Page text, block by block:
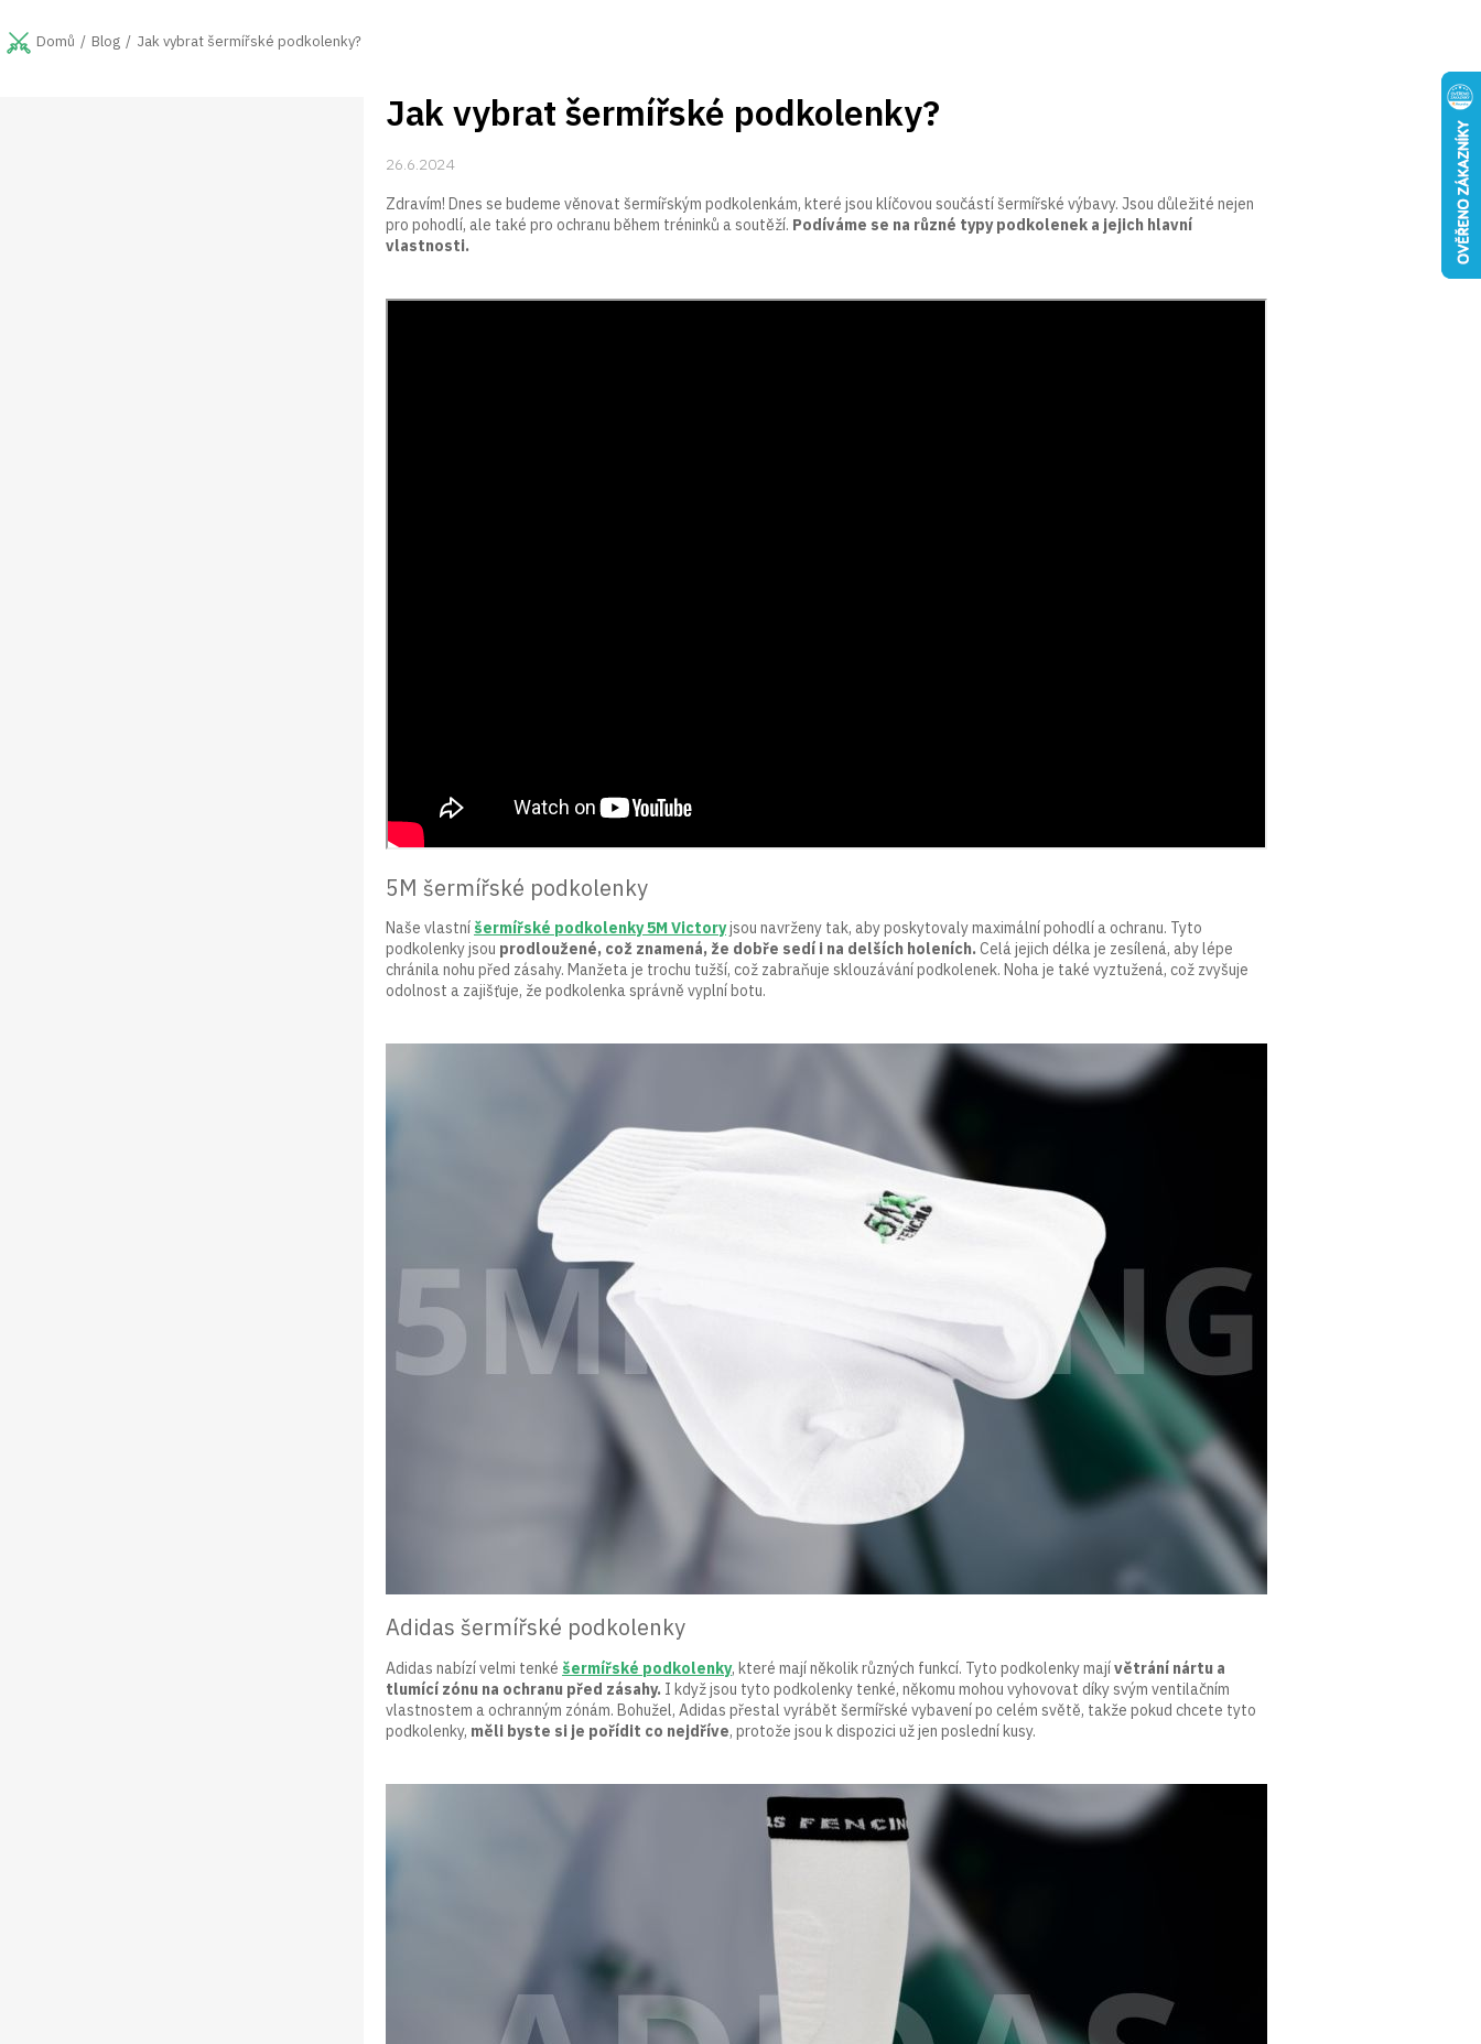
na
obsahDomů Blog Jak vybrat šermířské podkolenky?
Jak vybrat šermířské podkolenky?
26.6.2024
Zdravím! Dnes se budeme věnovat šermířským podkolenkám, které jsou klíčovou součástí šermířské výbavy. Jsou důležité nejen
pro pohodlí, ale také pro ochranu během tréninků a soutěží. Podíváme se na různé typy podkolenek a jejich hlavní
vlastnosti.
5M šermířské podkolenky
Naše vlastní šermířské podkolenky 5M Victoryjsou navrženy tak, aby poskytovaly maximální pohodlí a ochranu. Tyto
podkolenky jsou prodloužené, což znamená, že dobře sedí i na delších holeních. Celá jejich délka je zesílená, aby lépe
chránila nohu před zásahy. Manžeta je trochu tužší, což zabraňuje sklouzávání podkolenek. Noha je také vyztužená, což zvyšuje
odolnost a zajišťuje, že podkolenka správně vyplní botu.
Adidas šermířské podkolenky
Adidas nabízí velmi tenké šermířské podkolenky, které mají několik různých funkcí. Tyto podkolenky majívětrání nártu a
tlumící zónu na ochranu před zásahy. I když jsou tyto podkolenky tenké, někomu mohou vyhovovat díky svým ventilačním
vlastnostem a ochranným zónám. Bohužel, Adidas přestal vyrábět šermířské vybavení po celém světě, takže pokud chcete tyto
podkolenky, měli byste si je pořídit co nejdříve, protože jsou k dispozici už jen poslední kusy.